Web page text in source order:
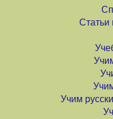
Статьи
Учим